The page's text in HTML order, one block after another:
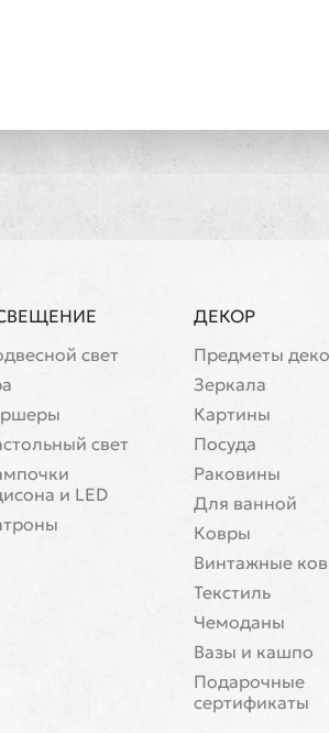
свет
свет
и LED
ДЕКОР
Предметы
Зеркала
Картины
Посуда
Раковины
Для ванной
Ковры
Винтажные
Текстиль
Чемоданы
Вазы и кашпо
Подарочные
сертификаты